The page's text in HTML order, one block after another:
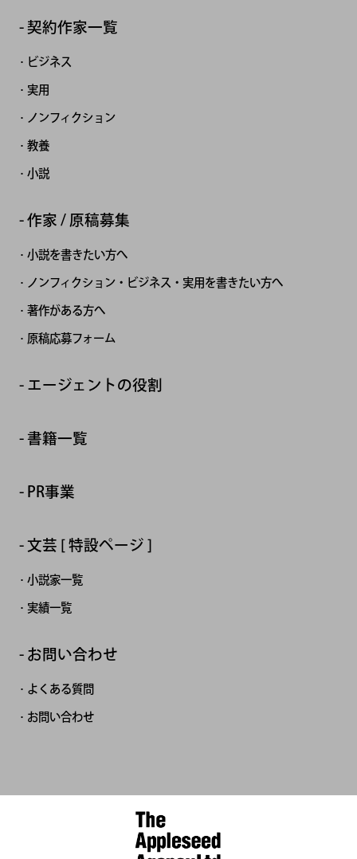
契約作家一覧
ビジネス
実用
ノンフィクション
教養
小説
作家 / 原稿募集
小説を書きたい方へ
ノンフィクション・ビジネス・実用を書きたい方へ
著作がある方へ
原稿応募フォーム
エージェントの役割
書籍一覧
PR事業
文芸 [ 特設ページ ]
小説家一覧
実績一覧
お問い合わせ
よくある質問
お問い合わせ